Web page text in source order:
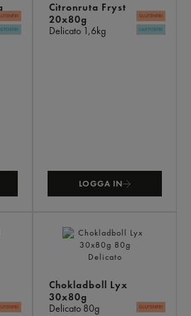
Citronruta Fryst
20x80g
Delicato 1,6kg
LOGGA IN
Chokladboll Lyx
30x80g
Delicato 80g